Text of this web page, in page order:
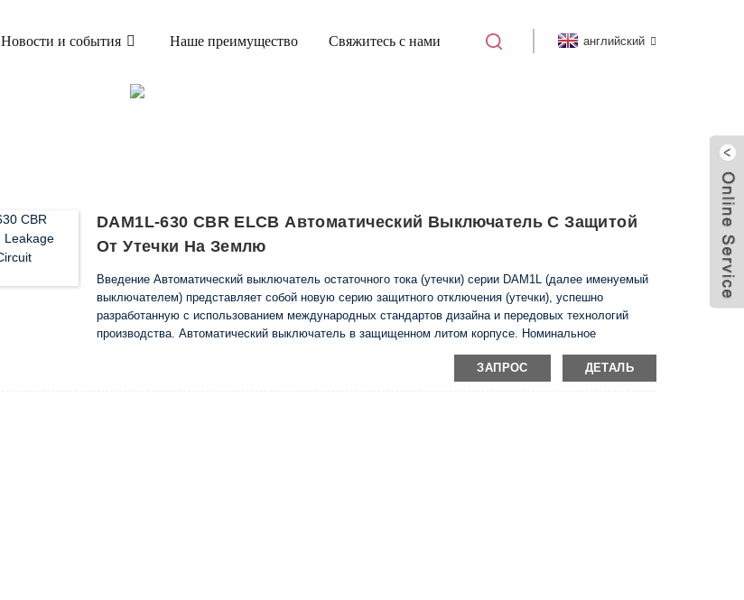
Новости и события Наше преимущество Свяжитесь с нами английский
DAM1L-630 CBR ELCB Автоматический Выключатель С Защитой
От Утечки На Землю
Введение Автоматический выключатель остаточного тока (утечки) серии DAM1L (далее именуемый
выключателем) представляет собой новую серию защитного отключения (утечки), успешно
разработанную с использованием международных стандартов дизайна и передовых технологий
производства. Автоматический выключатель в защищенном литом корпусе. Номинальное
напряжение изоляции автоматических выключателей этой серии составляет 400 В (Inm менее 160 А)
и 690 В (Inm более 250 А), которое в основном используется для переменного тока 50 Гц и
ЗАПРОС ДЕТАЛЬ